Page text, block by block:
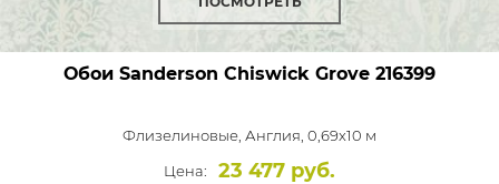
Обои Sanderson Chiswick Grove 216399
Флизелиновые, Англия, 0,69x10 м
Цена:
23 477 руб.